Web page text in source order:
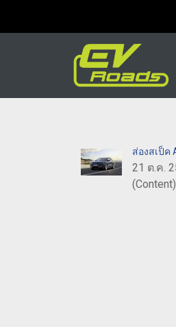
ส่องสเป็ค
21 ต.ค.
(Content)